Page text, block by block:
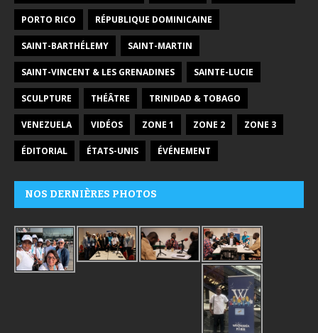
PORTO RICO RÉPUBLIQUE DOMINICAINE
SAINT-BARTHÉLEMY SAINT-MARTIN
SAINT-VINCENT & LES GRENADINES SAINTE-LUCIE
SCULPTURE THÉÂTRE TRINIDAD & TOBAGO
VENEZUELA VIDÉOS ZONE 1 ZONE 2 ZONE 3
ÉDITORIAL ÉTATS-UNIS ÉVÉNEMENT
NOS DERNIÈRES PHOTOS